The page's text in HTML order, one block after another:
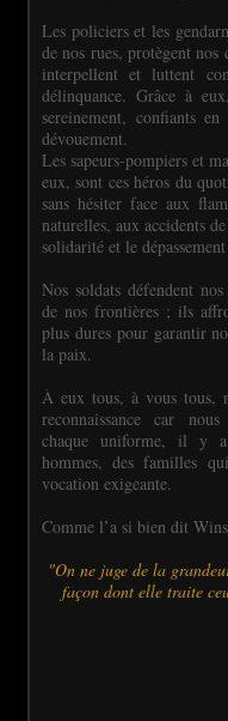
Les policiers et les
de nos rues, protègent nos
interpellent et luttent
délinquance. Grâce à
sereinement, confiants
dévouement.
Les sapeurs-pompiers et
eux, sont ces héros du
sans hésiter face aux
naturelles, aux accidents
solidarité et le
Nos soldats défendent
de nos frontières ; ils
plus dures pour garantir
la paix.
À eux tous, à vous tous,
reconnaissance car
chaque uniforme, il y
hommes, des familles
vocation exigeante.
Comme l’a si bien dit
"On ne juge de la
façon dont elle traite